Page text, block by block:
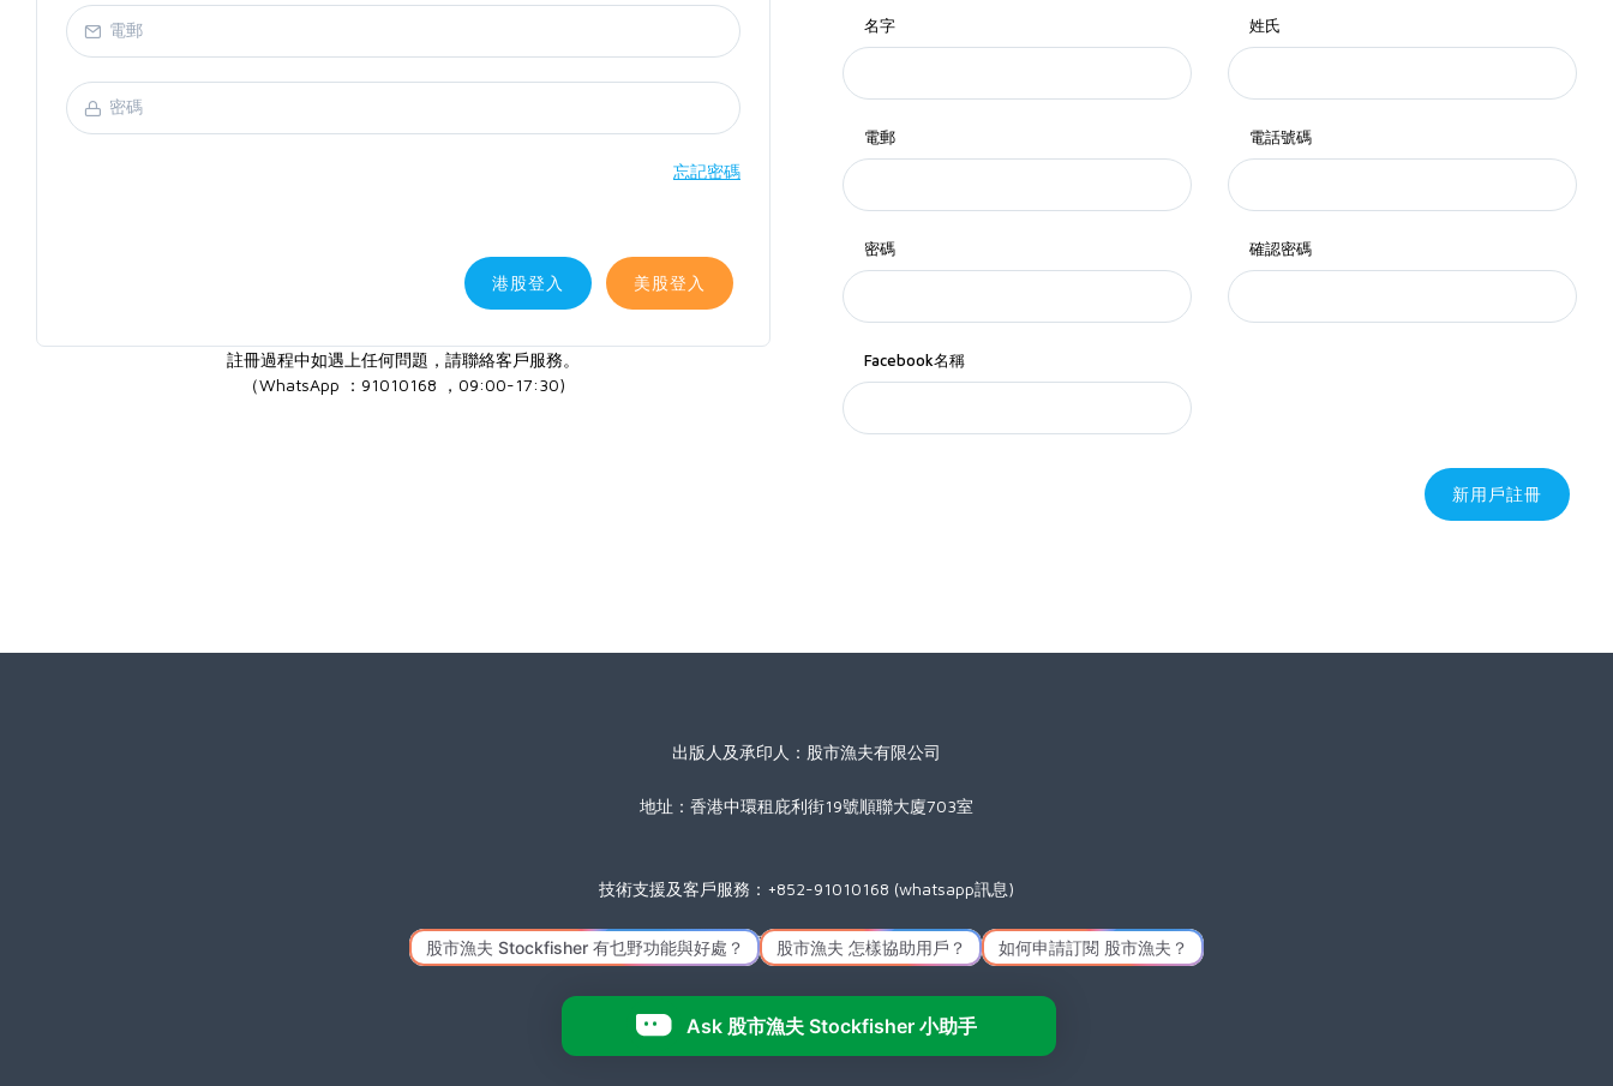
忘記密碼
港股登入 美股登入
註冊過程中如遇上任何問題，請聯絡客戶服務。
（WhatsApp ：91010168 ，09:00-17:30)
名字 姓氏
電郵 電話號碼
密碼 確認密碼
Facebook名稱
新用戶註冊
出版人及承印人：股市漁夫有限公司
地址：香港中環租庇利街19號順聯大廈703室
技術支援及客戶服務：+852-91010168 (whatsapp訊息)
星期一至五(公眾假期除外) 09:00 至 17:30
Icon made byFreepikfromwww.flaticon.com